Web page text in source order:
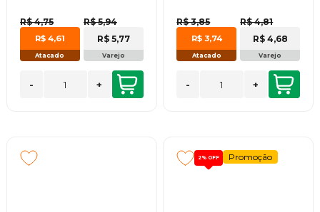
R$ 4,75
R$ 4,61
Atacado
R$ 5,94
R$ 5,77
Varejo
- +
R$ 3,85
R$ 3,74
Atacado
R$ 4,81
R$ 4,68
Varejo
- +
2% OFF Promoção